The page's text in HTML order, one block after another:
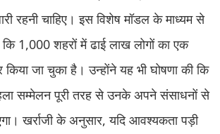
रहनी चाहिए। इस विशेष मॉडल के माध्यम से
कि 1,000 शहरों में ढाई लाख लोगों का एक
जा चुका है। उन्होंने यह भी घोषणा की कि
सम्मेलन पूरी तरह से उनके अपने संसाधनों से
खर्राजी के अनुसार, यदि आवश्यकता पड़ी